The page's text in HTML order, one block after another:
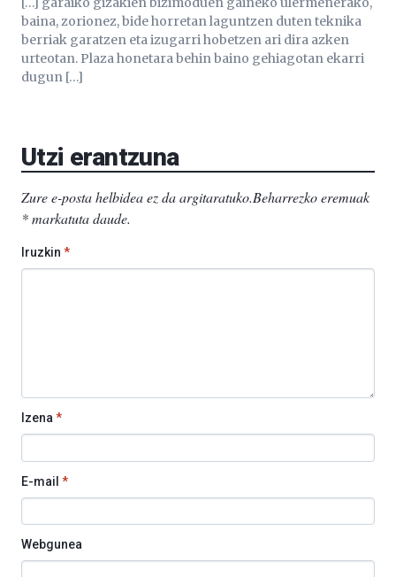
baina, zorionez, bide horretan laguntzen duten teknika
berriak garatzen eta izugarri hobetzen ari dira azken
urteotan. Plaza honetara behin baino gehiagotan ekarri
dugun […]
Utzi erantzuna
Zure e-posta helbidea ez da argitaratuko.Beharrezko eremuak
*markatuta daude.
Iruzkin *
Izena*
E-mail *
Webgunea